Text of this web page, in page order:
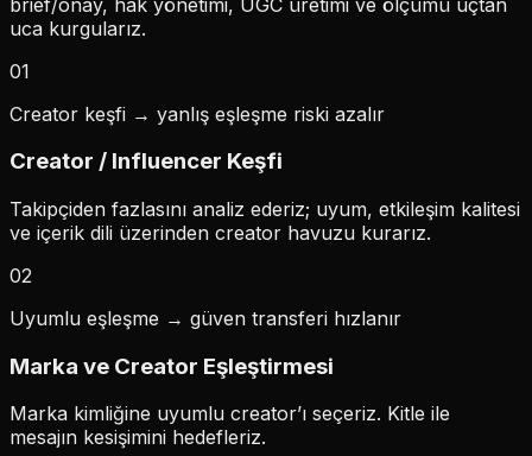
uca kurgularız.
01
Creator keşfi → yanlış eşleşme riski azalır
Creator / Influencer Keşfi
Takipçiden fazlasını analiz ederiz; uyum, etkileşim kalitesi
ve içerik dili üzerinden creator havuzu kurarız.
02
Uyumlu eşleşme → güven transferi hızlanır
Marka ve Creator Eşleştirmesi
Marka kimliğine uyumlu creator’ı seçeriz. Kitle ile
mesajın kesişimini hedefleriz.